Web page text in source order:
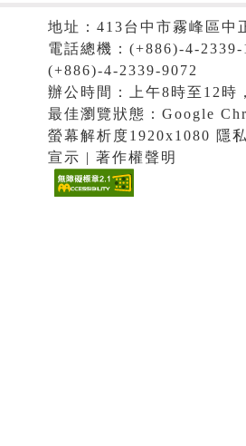
地址：413台中市霧峰區中
電話總機：(+886)-4-2339-
(+886)-4-2339-9072
辦公時間：上午8時至12時
最佳瀏覽狀態：Google
螢幕解析度1920x1080 隱
宣示 | 著作權聲明